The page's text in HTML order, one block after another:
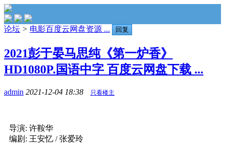
论坛 > 电影百度云网盘资源 ... 回复
2021彭于晏马思纯《第一炉香》
HD1080P.国语中字 百度云网盘下载 ...
admin 2021-12-04 18:38 只看楼主
导演: 许鞍华
编剧: 王安忆 / 张爱玲